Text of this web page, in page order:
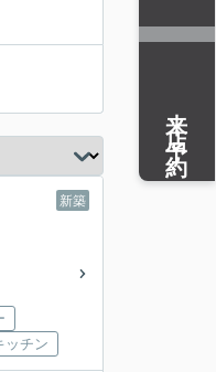
新築
ッチン
来店予約